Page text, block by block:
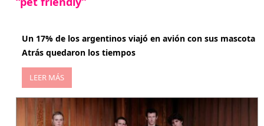
Un 17% de los argentinos viajó en avión con sus mascota
Atrás quedaron los tiempos
LEER MÁS